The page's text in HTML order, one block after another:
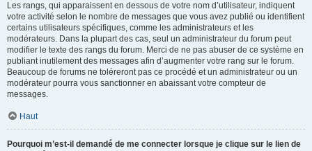
Les rangs, qui apparaissent en dessous de votre nom d’utilisateur, indiquent
votre activité selon le nombre de messages que vous avez publié ou identifient
certains utilisateurs spécifiques, comme les administrateurs et les
modérateurs. Dans la plupart des cas, seul un administrateur du forum peut
modifier le texte des rangs du forum. Merci de ne pas abuser de ce système en
publiant inutilement des messages afin d’augmenter votre rang sur le forum.
Beaucoup de forums ne toléreront pas ce procédé et un administrateur ou un
modérateur pourra vous sanctionner en abaissant votre compteur de
messages.
Haut
Pourquoi m’est-il demandé de me connecter lorsque je clique sur le lien de